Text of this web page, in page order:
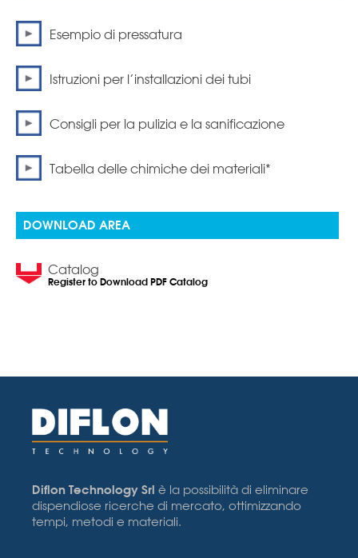
Esempio di pressatura
Istruzioni per l’installazioni dei tubi
Consigli per la pulizia e la sanificazione
Tabella delle chimiche dei materiali*
DOWNLOAD AREA
Catalog
Register to Download PDF Catalog
Diflon Technology Srl è la possibilità di eliminare
dispendiose ricerche di mercato, ottimizzando
tempi, metodi e materiali.